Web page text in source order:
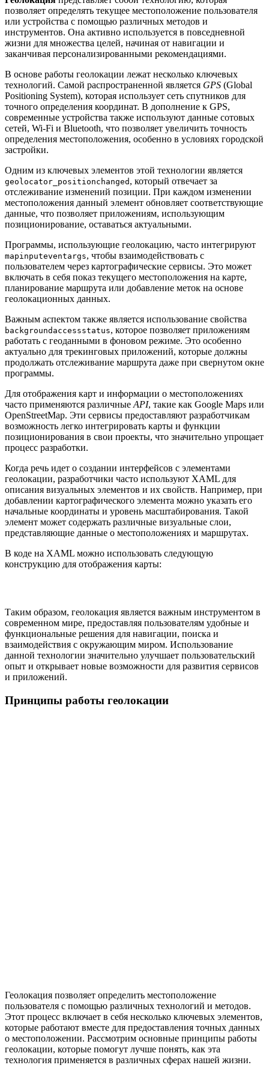
позволяет определять текущее местоположение пользователя
или устройства с помощью различных методов и
инструментов. Она активно используется в повседневной
жизни для множества целей, начиная от навигации и
заканчивая персонализированными рекомендациями.
В основе работы геолокации лежат несколько ключевых
технологий. Самой распространенной является GPS (Global
Positioning System), которая использует сеть спутников для
точного определения координат. В дополнение к GPS,
современные устройства также используют данные сотовых
сетей, Wi-Fi и Bluetooth, что позволяет увеличить точность
определения местоположения, особенно в условиях городской
застройки.
Одним из ключевых элементов этой технологии является
geolocator_positionchanged , который отвечает за
отслеживание изменений позиции. При каждом изменении
местоположения данный элемент обновляет соответствующие
данные, что позволяет приложениям, использующим
позиционирование, оставаться актуальными.
Программы, использующие геолокацию, часто интегрируют
mapinputeventargs, чтобы взаимодействовать с
пользователем через картографические сервисы. Это может
включать в себя показ текущего местоположения на карте,
планирование маршрута или добавление меток на основе
геолокационных данных.
Важным аспектом также является использование свойства
backgroundaccessstatus, которое позволяет приложениям
работать с геоданными в фоновом режиме. Это особенно
актуально для трекинговых приложений, которые должны
продолжать отслеживание маршрута даже при свернутом окне
программы.
Для отображения карт и информации о местоположениях
часто применяются различныеAPI, такие как Google Maps или
OpenStreetMap. Эти сервисы предоставляют разработчикам
возможность легко интегрировать карты и функции
позиционирования в свои проекты, что значительно упрощает
процесс разработки.
Когда речь идет о создании интерфейсов с элементами
геолокации, разработчики часто используют XAML для
описания визуальных элементов и их свойств. Например, при
добавлении картографического элемента можно указать его
начальные координаты и уровень масштабирования. Такой
элемент может содержать различные визуальные слои,
представляющие данные о местоположениях и маршрутах.
В коде на XAML можно использовать следующую
конструкцию для отображения карты:
Таким образом, геолокация является важным инструментом в
современном мире, предоставляя пользователям удобные и
функциональные решения для навигации, поиска и
взаимодействия с окружающим миром. Использование
данной технологии значительно улучшает пользовательский
опыт и открывает новые возможности для развития сервисов
и приложений.
Принципы работы геолокации
Геолокация позволяет определить местоположение
пользователя с помощью различных технологий и методов.
Этот процесс включает в себя несколько ключевых элементов,
которые работают вместе для предоставления точных данных
о местоположении. Рассмотрим основные принципы работы
геолокации, которые помогут лучше понять, как эта
технология применяется в различных сферах нашей жизни.